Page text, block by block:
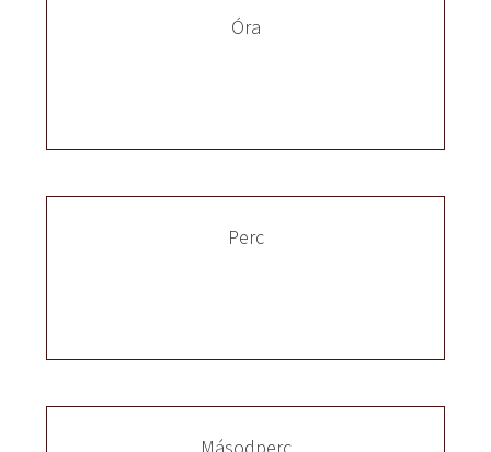
Óra
Perc